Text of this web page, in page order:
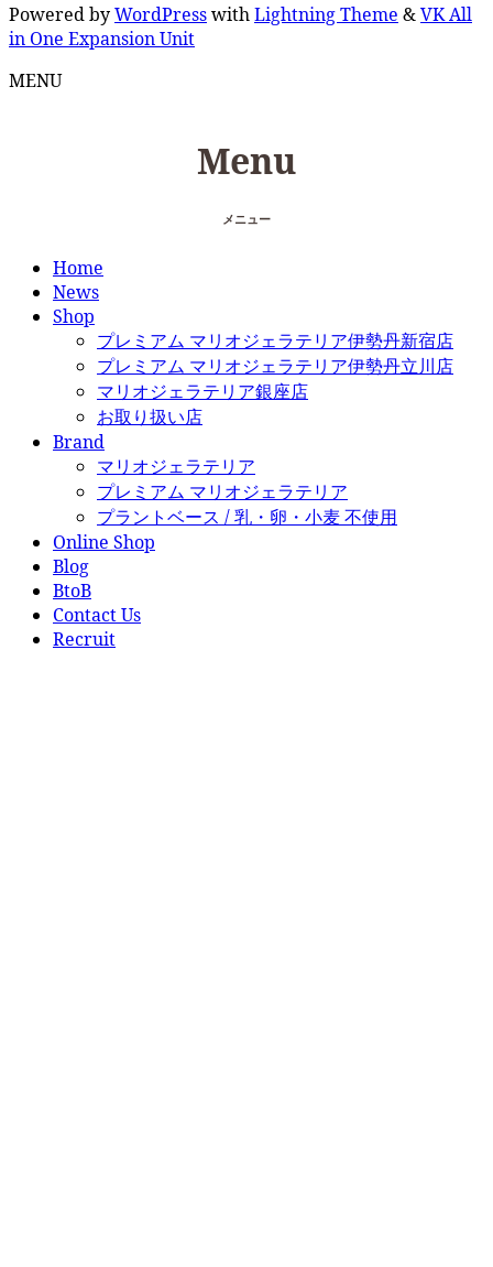
Powered byWordPresswithLightning Theme &VK All
in One Expansion Unit
MENU
Menu
メニュー
Home
News
Shop
プレミアム マリオジェラテリア伊勢丹新宿店
プレミアム マリオジェラテリア伊勢丹立川店
マリオジェラテリア銀座店
お取り扱い店
Brand
マリオジェラテリア
プレミアム マリオジェラテリア
プラントベース / 乳・卵・小麦 不使用
Online Shop
Blog
BtoB
Contact Us
Recruit